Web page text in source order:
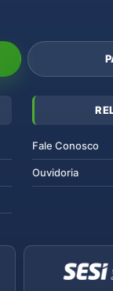
Fale Conosco
Ouvidoria